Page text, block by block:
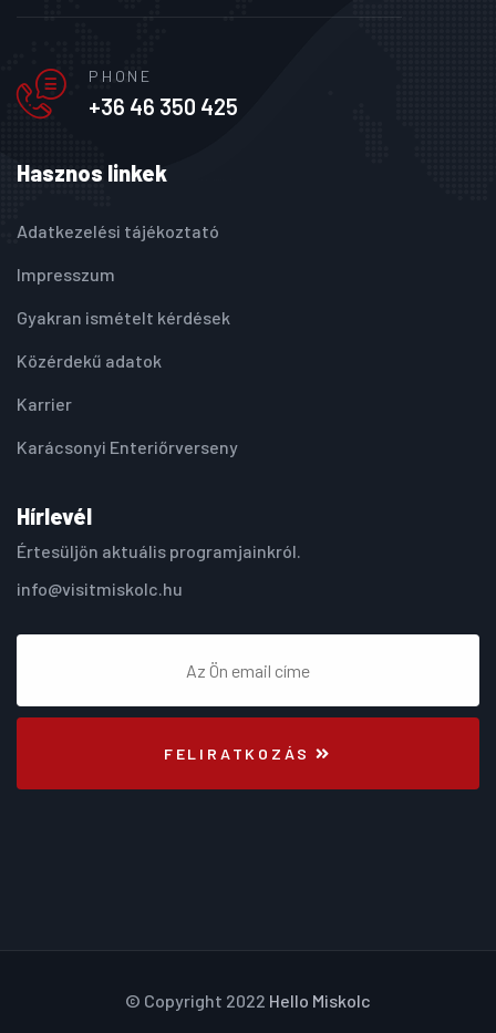
PHONE
+36 46 350 425
Hasznos linkek
Adatkezelési tájékoztató
Impresszum
Gyakran ismételt kérdések
Közérdekű adatok
Karrier
Karácsonyi Enteriőrverseny
Hírlevél
Értesüljön aktuális programjainkról.
info@visitmiskolc.hu
FELIRATKOZÁS
© Copyright 2022 Hello Miskolc